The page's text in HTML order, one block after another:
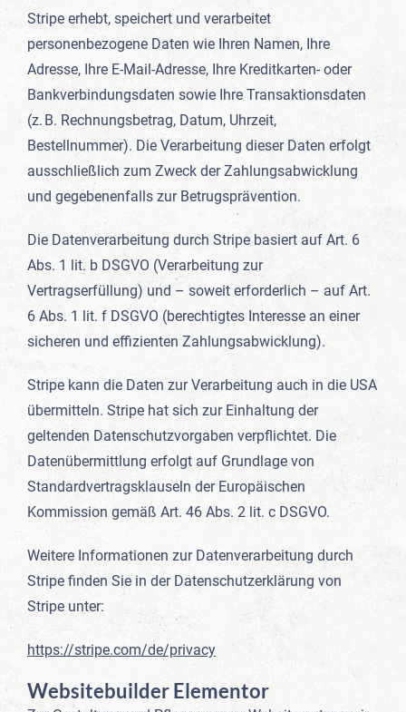
Stripe erhebt, speichert und verarbeitet
personenbezogene Daten wie Ihren Namen, Ihre
Adresse, Ihre E-Mail-Adresse, Ihre Kreditkarten- oder
Bankverbindungsdaten sowie Ihre Transaktionsdaten
(z. B. Rechnungsbetrag, Datum, Uhrzeit,
Bestellnummer). Die Verarbeitung dieser Daten erfolgt
ausschließlich zum Zweck der Zahlungsabwicklung
und gegebenenfalls zur Betrugsprävention.
Die Datenverarbeitung durch Stripe basiert auf Art. 6
Abs. 1 lit. b DSGVO (Verarbeitung zur
Vertragserfüllung) und – soweit erforderlich – auf Art.
6 Abs. 1 lit. f DSGVO (berechtigtes Interesse an einer
sicheren und effizienten Zahlungsabwicklung).
Stripe kann die Daten zur Verarbeitung auch in die USA
übermitteln. Stripe hat sich zur Einhaltung der
geltenden Datenschutzvorgaben verpflichtet. Die
Datenübermittlung erfolgt auf Grundlage von
Standardvertragsklauseln der Europäischen
Kommission gemäß Art. 46 Abs. 2 lit. c DSGVO.
Weitere Informationen zur Datenverarbeitung durch
Stripe finden Sie in der Datenschutzerklärung von
Stripe unter:
https://stripe.com/de/privacy
Websitebuilder Elementor